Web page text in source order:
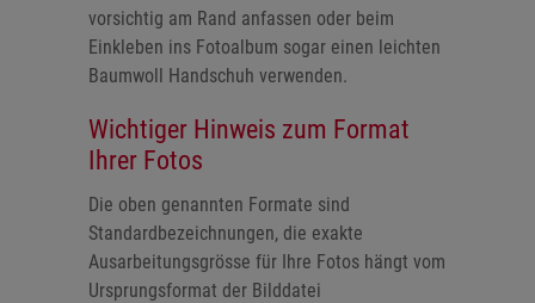
vorsichtig am Rand anfassen oder beim
Einkleben ins Fotoalbum sogar einen leichten
Baumwoll Handschuh verwenden.
Wichtiger Hinweis zum Format
Ihrer Fotos
Die oben genannten Formate sind
Standardbezeichnungen, die exakte
Ausarbeitungsgrösse für Ihre Fotos hängt vom
Ursprungsformat der Bilddatei